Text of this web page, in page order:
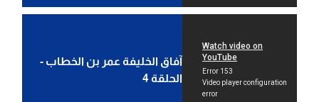
آفاق الخليفة عمر بن الخطاب -
الحلقة 4